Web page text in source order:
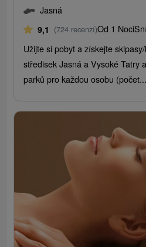
Jasná
9,1 (724 recenzí)Od 1 Noci
Užijte si pobyt a získejte
středisek Jasná a Vysoké Tatry
parků pro každou osobu (počet...